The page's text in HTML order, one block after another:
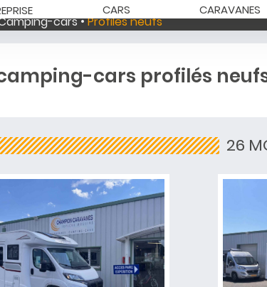
CARS
CARAVANES
cars Profilés neufs
cars profilés
26